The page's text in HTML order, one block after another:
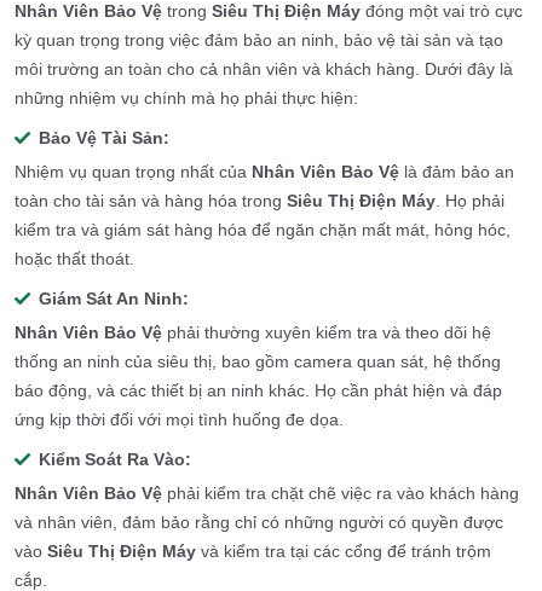
Nhân Viên Bảo Vệ trong Siêu Thị Điện Máy đóng một vai trò cực
kỳ quan trọng trong việc đảm bảo an ninh, bảo vệ tài sản và tạo
môi trường an toàn cho cả nhân viên và khách hàng. Dưới đây là
những nhiệm vụ chính mà họ phải thực hiện:
Bảo Vệ Tài Sản:
Nhiệm vụ quan trọng nhất của Nhân Viên Bảo Vệ là đảm bảo an
toàn cho tài sản và hàng hóa trong Siêu Thị Điện Máy. Họ phải
kiểm tra và giám sát hàng hóa để ngăn chặn mất mát, hỏng hóc,
hoặc thất thoát.
Giám Sát An Ninh:
Nhân Viên Bảo Vệ phải thường xuyên kiểm tra và theo dõi hệ
thống an ninh của siêu thị, bao gồm camera quan sát, hệ thống
báo động, và các thiết bị an ninh khác. Họ cần phát hiện và đáp
ứng kịp thời đối với mọi tình huống đe dọa.
Kiểm Soát Ra Vào:
Nhân Viên Bảo Vệ phải kiểm tra chặt chẽ việc ra vào khách hàng
và nhân viên, đảm bảo rằng chỉ có những người có quyền được
vào Siêu Thị Điện Máy và kiểm tra tại các cổng để tránh trộm
cắp.